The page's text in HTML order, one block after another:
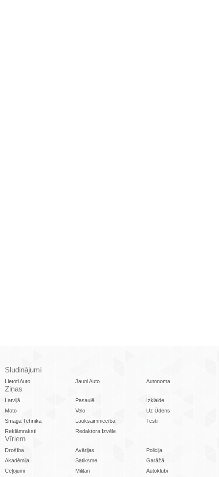
Sludinājumi
Lietoti Auto Jauni Auto Autonoma
Ziņas
Latvijā Pasaulē
Izklaide
Moto
Velo
Uz Ūdens
Smagā Tehnika
Lauksaimniecība
Testi
Reklāmraksti
Redaktora Izvēle
Vīriem
Drošība Avārijas
Policija
Akadēmija
Satiksme
Garāžā
Ceļojumi
Militāri
Autoklubi